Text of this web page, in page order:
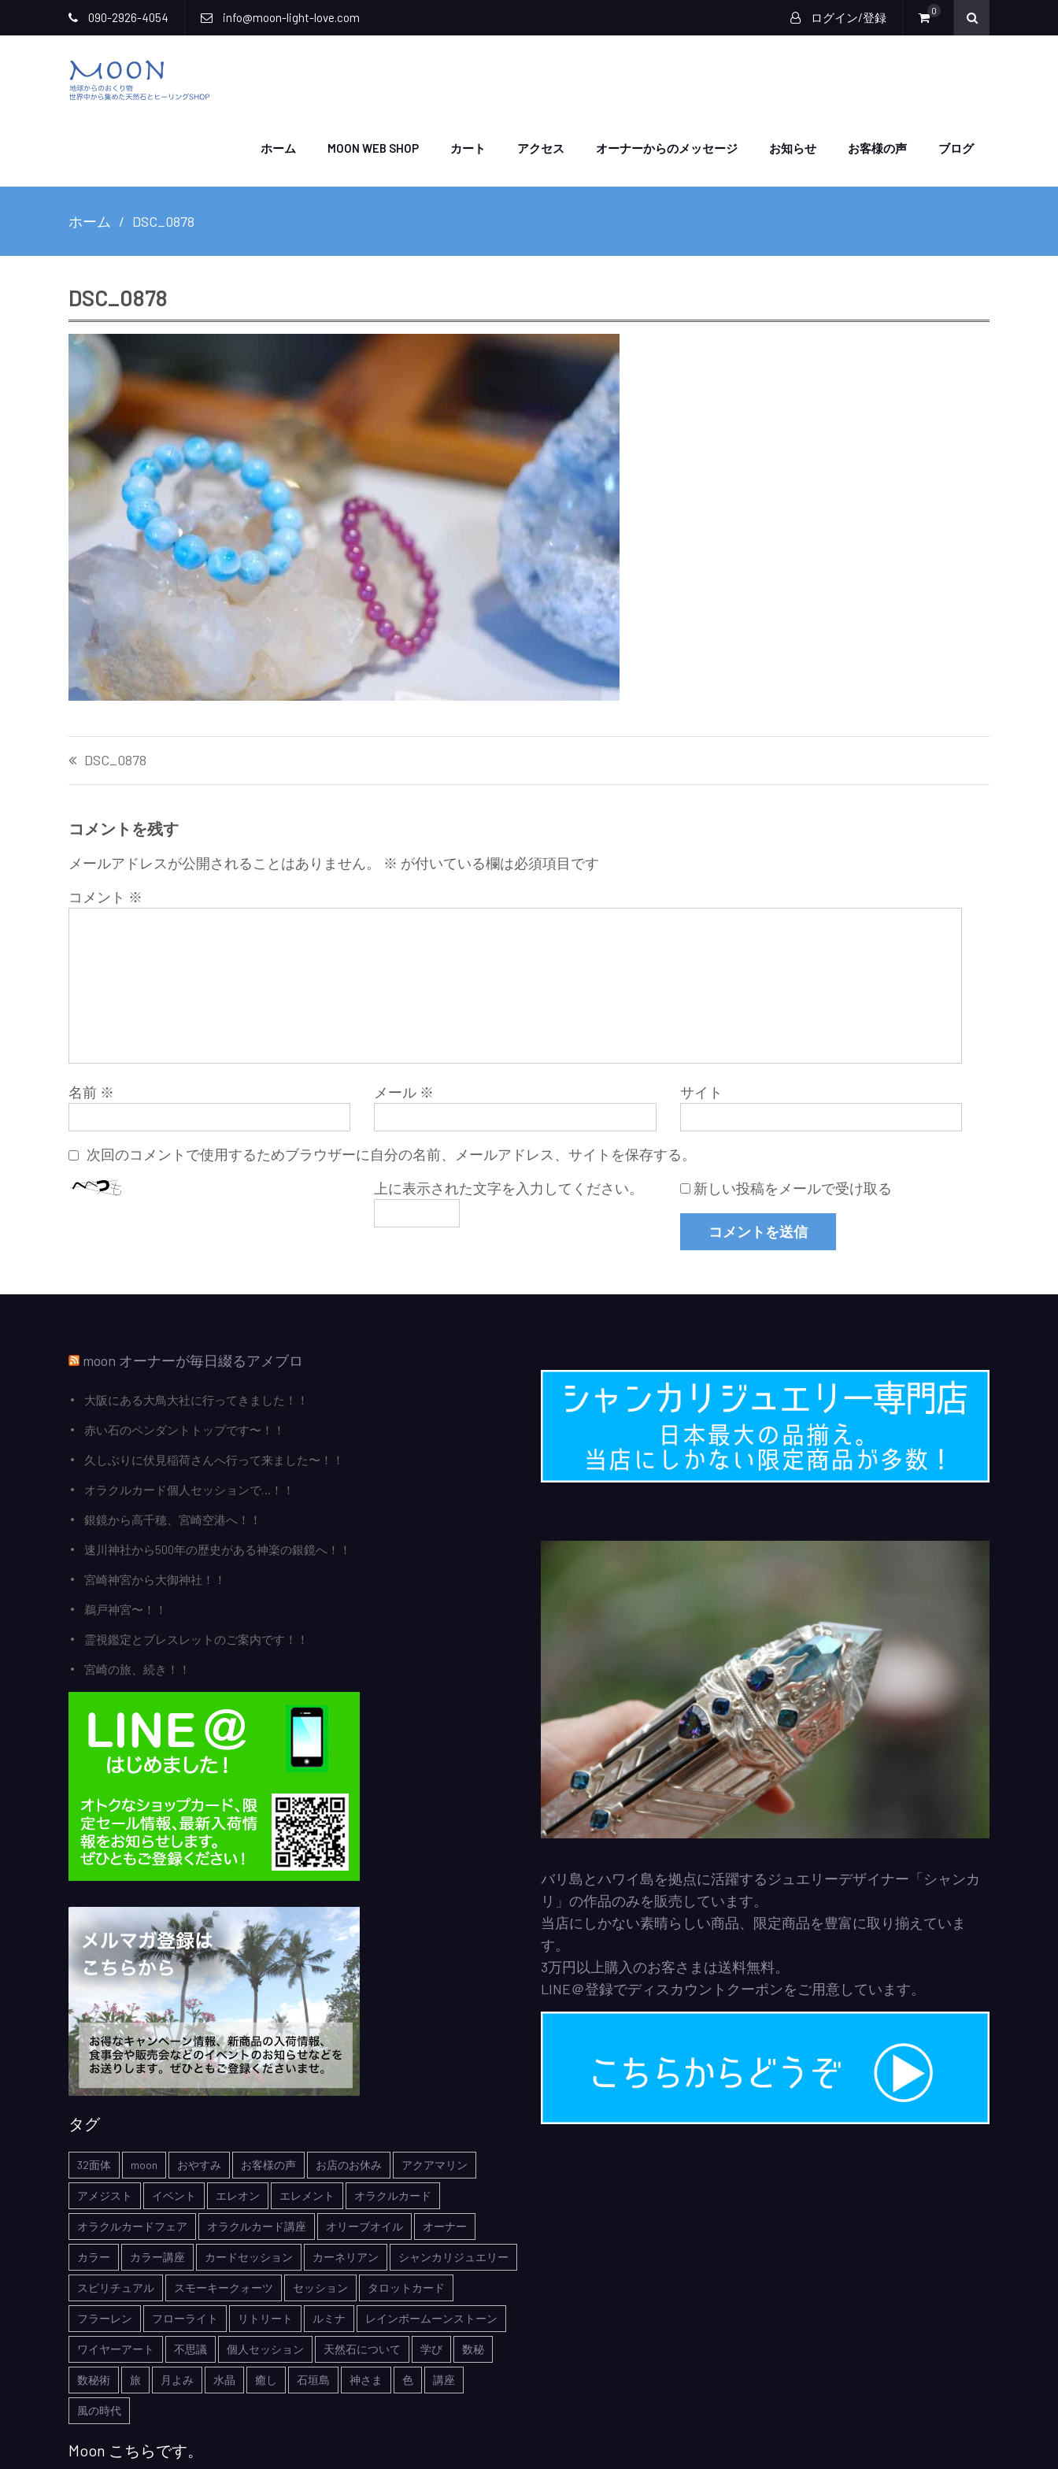
090-2926-4054 info@moon-light-love.com ログイン/登録 0
ホーム MOON WEB SHOP カート アクセス オーナーからのメッセージ お知らせ お客様の声 ブログ
ホーム DSC_0878
DSC_0878
投
稿
ナ
ゲ
シ
ョ
ン
DSC_0878
コメントを残す
メールアドレスが公開されることはありません。 ※ が付いている欄は必須項目です
コメント ※
名前 ※ メール ※ サイト
次回のコメントで使用するためブラウザーに自分の名前、メールアドレス、サイトを保存する。
上に表示された文字を入力してください。
新しい投稿をメールで受け取る
moon オーナーが毎日綴るアメブロ
大阪にある大鳥大社に行ってきました！！
赤い石のペンダントトップです〜！！
久しぶりに伏見稲荷さんへ行って来ました〜！！
オラクルカード個人セッションで…！！
銀鏡から高千穂、宮崎空港へ！！
速川神社から500年の歴史がある神楽の銀鏡へ！！
宮崎神宮から大御神社！！
鵜戸神宮〜！！
霊視鑑定とブレスレットのご案内です！！
宮崎の旅、続き！！
タグ
32面体 moon おやすみ お客様の声 お店のお休み アクアマリン
アメジスト イベント エレオン エレメント オラクルカード
オラクルカードフェア オラクルカード講座 オリーブオイル オーナー
カラー カラー講座 カードセッション カーネリアン シャンカリジュエリー
スピリチュアル スモーキークォーツ セッション タロットカード
フラーレン フローライト リトリート ルミナ レインボームーンストーン
ワイヤーアート 不思議 個人セッション 天然石について 学び 数秘
数秘術 旅 月よみ 水晶 癒し 石垣島 神さま 色 講座
風の時代
Moon こちらです。
バリ島とハワイ島を拠点に活躍するジュエリーデザイナー「シャンカ
リ」の作品のみを販売しています。
当店にしかない素晴らしい商品、限定商品を豊富に取り揃えていま
す。
3万円以上購入のお客さまは送料無料。
LINE＠登録でディスカウントクーポンをご用意しています。